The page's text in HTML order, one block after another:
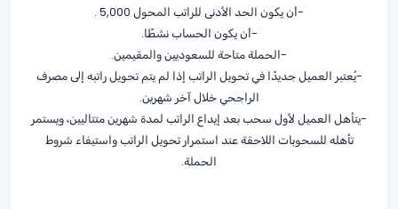
-أن يكون الحد الأدنى للراتب المحول 5,000 .
-أن يكون الحساب نشطًا.
-الحملة متاحة للسعوديين والمقيمين.
-يُعتبر العميل جديدًا في تحويل الراتب إذا لم يتم تحويل راتبه إلى مصرف
الراجحي خلال آخر شهرين.
-يتأهل العميل لأول سحب بعد إيداع الراتب لمدة شهرين متتاليين، ويستمر
تأهله للسحوبات اللاحقة عند استمرار تحويل الراتب واستيفاء شروط
الحملة.